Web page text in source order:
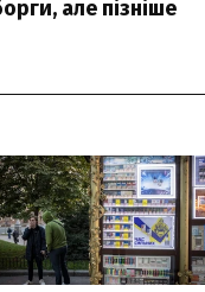
але пізніше